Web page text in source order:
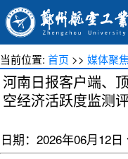
当前位置: 首页 >> 媒体聚焦
河南日报客户端、
空经济活跃度监测
日期：2026年06月12